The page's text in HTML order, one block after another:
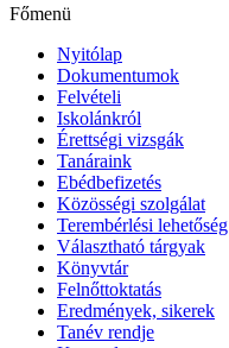
Főmenü
Nyitólap
Dokumentumok
Felvételi
Iskolánkról
Érettségi vizsgák
Tanáraink
Ebédbefizetés
Közösségi szolgálat
Terembérlési lehetőség
Választható tárgyak
Könyvtár
Felnőttoktatás
Eredmények, sikerek
Tanév rendje